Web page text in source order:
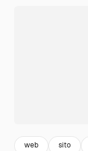
web sito